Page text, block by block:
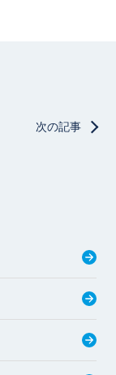
次の記事